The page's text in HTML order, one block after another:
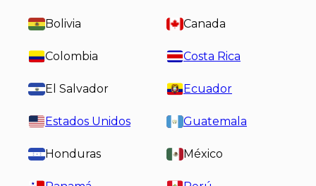
Bolivia Canada
Colombia Costa Rica
El Salvador Ecuador
Estados Unidos Guatemala
Honduras México